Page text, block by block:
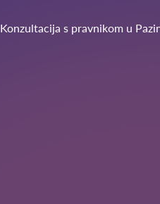
Konzultacija s pravnikom u